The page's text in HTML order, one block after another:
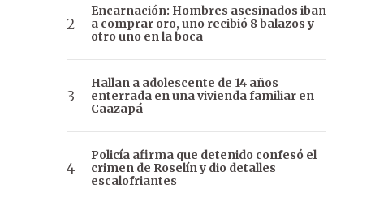
Encarnación: Hombres asesinados iban
a comprar oro, uno recibió 8 balazos y
otro uno en la boca
Hallan a adolescente de 14 años
enterrada en una vivienda familiar en
Caazapá
Policía afirma que detenido confesó el
crimen de Roselín y dio detalles
escalofriantes